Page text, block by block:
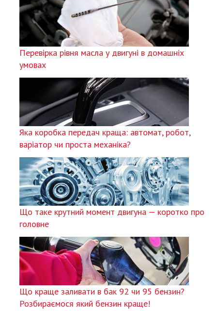
Перевірка рівня масла у двигуні в домашніх
умовах
Яка коробка передач краща: автомат, робот,
варіатор чи проста механіка?
Що таке крутний момент двигуна — коротко про
головне
Що краще заливати в бак 92 чи 95 бензин?
Розбираємося який бензин краще!